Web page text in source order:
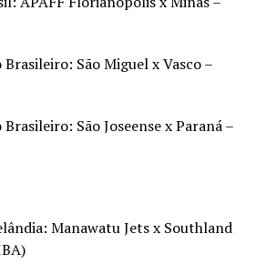
São Miguel x Vasco –
São Joseense x Paraná –
Manawatu Jets x Southland